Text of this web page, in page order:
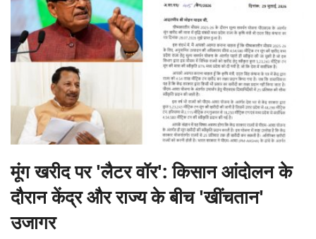
मूंग खरीद पर 'लैटर वॉर': किसान आंदोलन के
दौरान केंद्र और राज्य के बीच 'खींचतान'
उजागर